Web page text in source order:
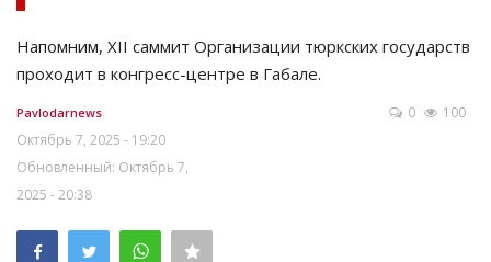
Напомним, XII саммит Организации тюркских государств
проходит в конгресс-центре в Габале.
Pavlodarnews
Октябрь 7, 2025 - 19:20
Обновленный: Октябрь 7,
2025 - 20:38
0 100